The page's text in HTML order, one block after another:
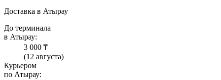
Доставка в Атырау
До терминала
в Атырау:
3 000 ₸
(12 августа)
Курьером
по Атырау: